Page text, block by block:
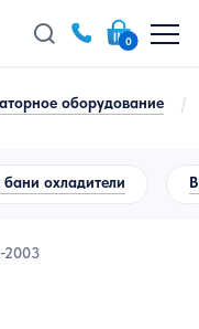
0
оборудование /
охладители
2003